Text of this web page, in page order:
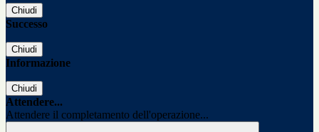
Chiudi
Successo
Chiudi
Informazione
Chiudi
Attendere...
Attendere il completamento dell'operazione...